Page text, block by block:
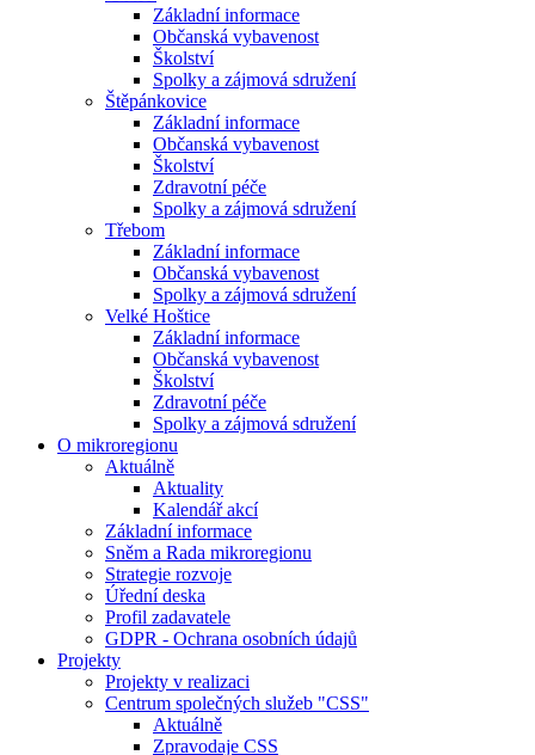
Základní informace
Občanská vybavenost
Školství
Spolky a zájmová sdružení
Štěpánkovice
Základní informace
Občanská vybavenost
Školství
Zdravotní péče
Spolky a zájmová sdružení
Třebom
Základní informace
Občanská vybavenost
Spolky a zájmová sdružení
Velké Hoštice
Základní informace
Občanská vybavenost
Školství
Zdravotní péče
Spolky a zájmová sdružení
O mikroregionu
Aktuálně
Aktuality
Kalendář akcí
Základní informace
Sněm a Rada mikroregionu
Strategie rozvoje
Úřední deska
Profil zadavatele
GDPR - Ochrana osobních údajů
Projekty
Projekty v realizaci
Centrum společných služeb "CSS"
Aktuálně
Zpravodaje CSS